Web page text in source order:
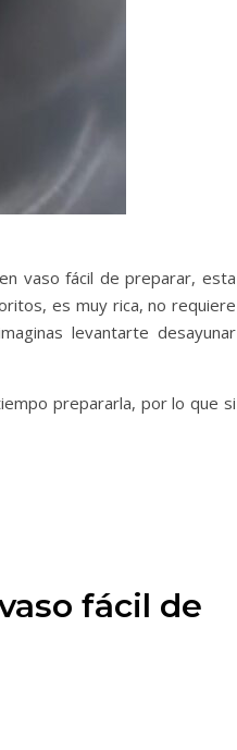
vaso fácil de preparar, esta
es muy rica, no requiere
levantarte desayunar
prepararla, por lo que si
fácil de